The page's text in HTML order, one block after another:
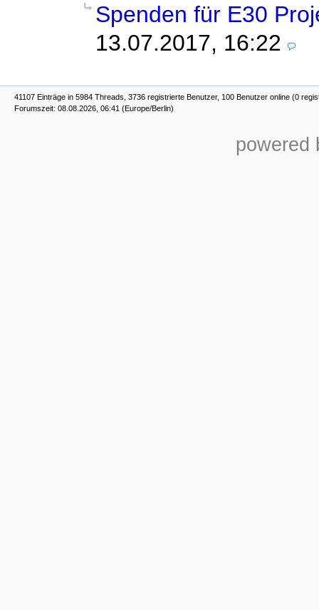
Spenden für E30
13.07.2017, 16:22
41107 Einträge in 5984 Threads, 3736 registrierte Benutzer, 100 Benutzer online (0
Forumszeit: 08.08.2026, 06:41 (Europe/Berlin)
powered